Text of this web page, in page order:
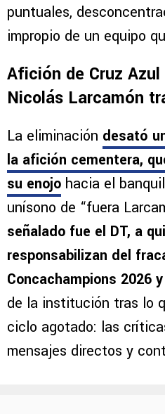
puntuales,
impropio de un equipo
Afición de Cruz
Nicolás Larcamón
La eliminación desató
la afición cementera,
su enojo hacia el
unísono de “fuera
señalado fue el DT, a
responsabilizan del
Concachampions 2026
de la institución tras lo
ciclo agotado: las
mensajes directos y